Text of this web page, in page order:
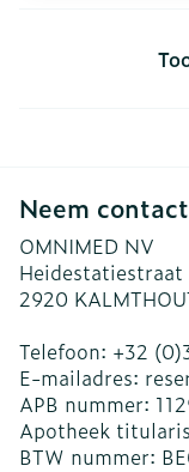
Neem
OMNIMED NV
Heidestatiestraat
2920
Telefoon: +32
E-mailadres:
APB nummer:
Apotheek
BTW nummer: